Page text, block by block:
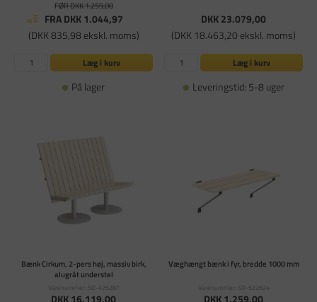
FØR DKK 1.259,00
FRA DKK 1.044,97
(DKK 835,98 ekskl. moms)
Læg i kurv
På lager
DKK 23.079,00
(DKK 18.463,20 ekskl. moms)
Læg i kurv
Leveringstid: 5-8 uger
Bænk Cirkum, 2-pers høj, massiv birk,
alugråt understel
Varenummer: SD-425287
Væghængt bænk i fyr, bredde 1000 mm
Varenummer: SD-522624